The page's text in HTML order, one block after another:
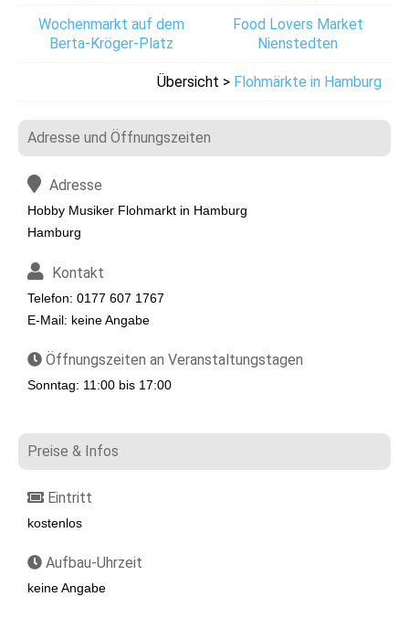
Wochenmarkt auf dem
Berta-Kröger-Platz
Food Lovers Market
Nienstedten
Übersicht > Flohmärkte in Hamburg
Adresse und Öffnungszeiten
Adresse
Hobby Musiker Flohmarkt in Hamburg
Hamburg
Kontakt
Telefon: 0177 607 1767
E-Mail: keine Angabe
Öffnungszeiten an Veranstaltungstagen
Sonntag: 11:00 bis 17:00
Preise & Infos
Eintritt
kostenlos
Aufbau-Uhrzeit
keine Angabe